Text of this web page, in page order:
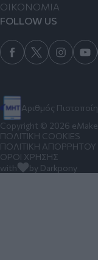
Αριθμός
ΟΙΚΟΝΟΜΙΑ
FOLLOW US
Copyright © 2026
ΠΟΛΙΤΙΚΗ COOKIES
ΠΟΛΙΤΙΚΗ ΑΠΟΡΡΗΤΟΥ
ΟΡΟΙ ΧΡΗΣΗΣ
with
by Darkpony